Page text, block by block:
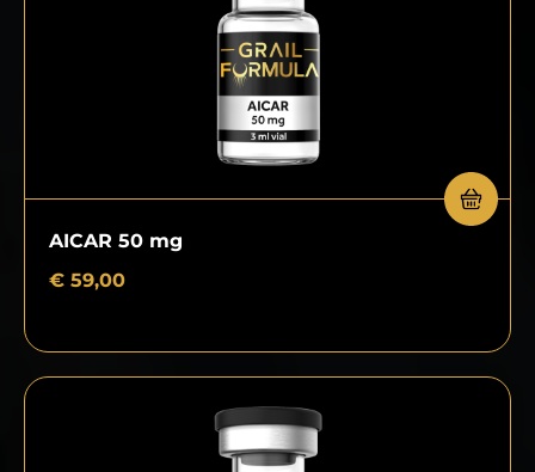
AICAR 50 mg
€ 59,00